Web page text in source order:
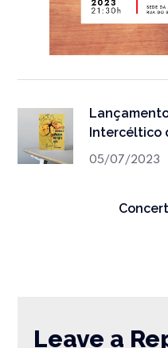
Intercéltico
05/07/2023
Leave a